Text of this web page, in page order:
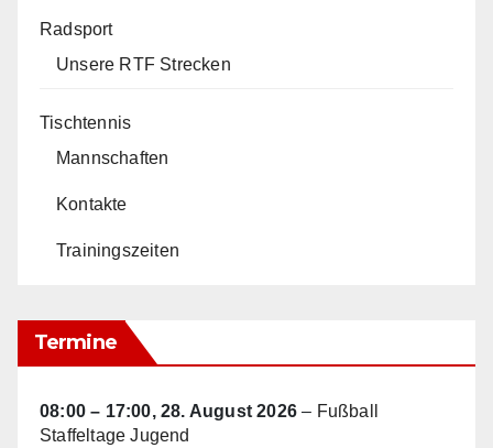
Radsport
Unsere RTF Strecken
Tischtennis
Mannschaften
Kontakte
Trainingszeiten
Termine
08:00 – 17:00,28. August 2026 – Fußball
Staffeltage Jugend